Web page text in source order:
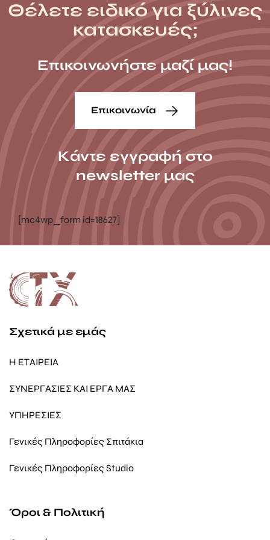
Θέλετε ειδικό για ξύλινες
κατασκευές;
Επικοινωνήστε μαζί μας!
Επικοινωνία
Κάντε εγγραφή στο
newsletter μας
[mc4wp_form id=18627]
Σχετικά με εμάς
Η ΕΤΑΙΡΕΙΑ
ΣΥΝΕΡΓΑΣΙΕΣ ΚΑΙ ΕΡΓΑ ΜΑΣ
ΥΠΗΡΕΣΙΕΣ
Γενικές Πληροφορίες Σπιτάκια
Γενικές Πληροφορίες Studio
Όροι & Πολιτική